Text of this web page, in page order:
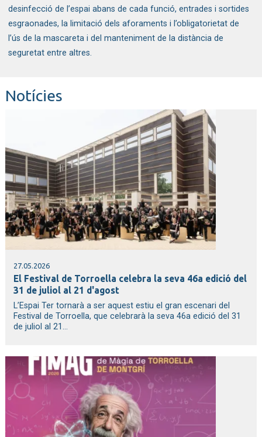
desinfecció de l’espai abans de cada funció, entrades i sortides
esgraonades, la limitació dels aforaments i l’obligatorietat de
l’ús de la mascareta i del manteniment de la distància de
seguretat entre altres.
Notícies
27.05.2026
El Festival de Torroella celebra la seva 46a edició del
31 de juliol al 21 d'agost
L’Espai Ter tornarà a ser aquest estiu el gran escenari del
Festival de Torroella, que celebrarà la seva 46a edició del 31
de juliol al 21...